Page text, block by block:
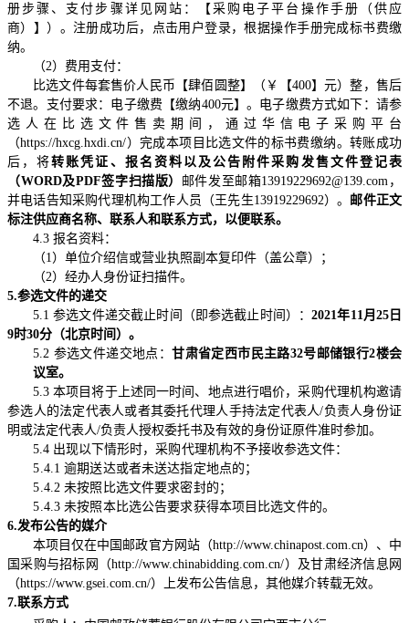
册步骤、支付步骤详见网站：【采购电子平台操作手册（供应
商）】）。注册成功后，点击用户登录，根据操作手册完成标书费缴
纳。
（2）费用支付：
比选文件每套售价人民币【肆佰圆整】（￥【400】元）整，售后
不退。支付要求：电子缴费【缴纳400元】。电子缴费方式如下：请参
选人在比选文件售卖期间，通过华信电子采购平台
（https://hxcg.hxdi.cn/）完成本项目比选文件的标书费缴纳。转账成功
后，将转账凭证、报名资料以及公告附件采购发售文件登记表
（WORD及PDF签字扫描版） 邮件发至邮箱13919229692@139.com ，
并电话告知采购代理机构工作人员（王先生13919229692）。
邮件正文
标注供应商名称、联系人和联系方式，以便联系。
4.3 报名资料：
（1）单位介绍信或营业执照副本复印件（盖公章）；
（2）经办人身份证扫描件。
5.参选文件的递交
5.1参选文件递交截止时间（即参选截止时间）：2021年11月 25日
9时30分（北京时间）。
5.2 参选文件递交地点：甘肃省定西市民主路32号邮储银行2楼会
议室。
5.3本项目将于上述同一时间、地点进行唱价，采购代理机构邀请
参选人的法定代表人或者其委托代理人手持法定代表人/负责人身份证
明或法定代表人/负责人授权委托书及有效的身份证原件准时参加。
5.4 出现以下情形时，采购代理机构不予接收参选文件：
5.4.1逾期送达或者未送达指定地点的；
5.4.2未按照比选文件要求密封的；
5.4.3未按照本比选公告要求获得本项目比选文件的。
6.发布公告的媒介
本项目仅在中国邮政官方网站（http://www.chinapost.com.cn）、中
国采购与招标网（http://www.chinabidding.com.cn/）及甘肃经济信息网
（https://www.gsei.com.cn/）上发布公告信息，其他媒介转载无效。
7.联系方式